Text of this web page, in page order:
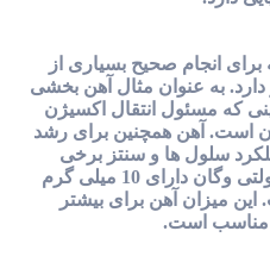
انجام صحیح بسیاری از
دارد. به عنوان مثال آهن بخشی
که مسئول انتقال اکسیژن
است. آهن همچنین برای رشد
سلول ها و سنتز برخی
هورمون ها لازم است. مولتی وگان دارای 10 میلی گرم
میزان آهن برای بیشتر
مناسب است.